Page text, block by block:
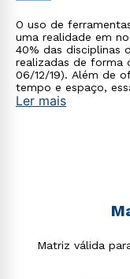
O uso de
uma realidade em
40% das disciplinas
realizadas de forma
06/12/19). Além de
tempo e espaço,
no processo de
Ler mais
Matriz válida
Estou de acordo
autorizo que
envio de